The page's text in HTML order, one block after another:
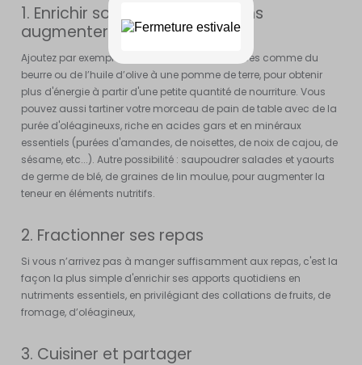
1. Enrichir son alimentation sans
augmenter les quantités
Ajoutez par exemple un peu de matières grasses comme du
beurre ou de l’huile d’olive à une pomme de terre, pour obtenir
plus d'énergie à partir d'une petite quantité de nourriture. Vous
pouvez aussi tartiner votre morceau de pain de table avec de la
purée d'oléagineuxs, riche en acides gars et en minéraux
essentiels (purées d'amandes, de noisettes, de noix de cajou, de
sésame, etc...). Autre possibilité : saupoudrer salades et yaourts
de germe de blé, de graines de lin moulue, pour augmenter la
teneur en éléments nutritifs.
2. Fractionner ses repas
Si vous n’arrivez pas à manger suffisamment aux repas, c'est la
façon la plus simple d'enrichir ses apports quotidiens en
nutriments essentiels, en privilégiant des collations de fruits, de
fromage, d’oléagineux,
3. Cuisiner et partager